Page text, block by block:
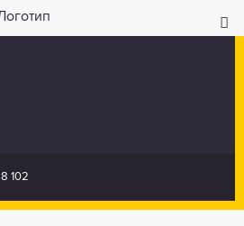
8 102